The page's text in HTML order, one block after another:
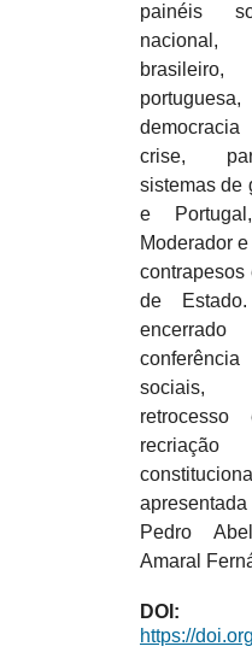
painéis
crise,
sistemas de
e
Moderador
contrapesos
de
sociais,
Pedro
Amaral
DOI:
https://